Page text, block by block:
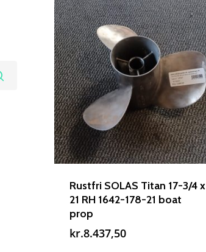
Rustfri SOLAS Titan 17-3/4 x
21 RH 1642-178-21 boat
prop
kr.8.437,50